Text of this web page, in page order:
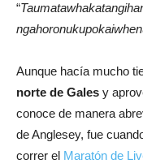
“
Aunque hacía mucho
norte de Gales y
conoce de manera
de Anglesey, fue
correr el Maratón de